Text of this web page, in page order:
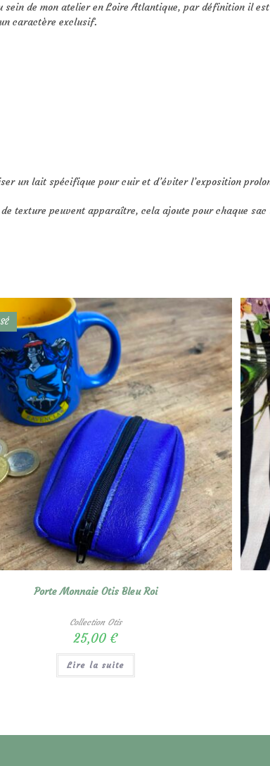
de mon atelier en Loire Atlantique, par définition il
caractère exclusif.
un lait spécifique pour cuir et d’éviter l’exposition
texture peuvent apparaître, cela ajoute pour chaque
Porte Monnaie Otis Bleu Roi
Collection Otis
25,00€
Lire la suite